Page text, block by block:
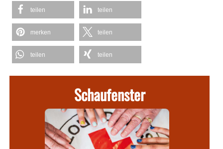
teilen teilen
merken teilen
teilen teilen
Schaufenster